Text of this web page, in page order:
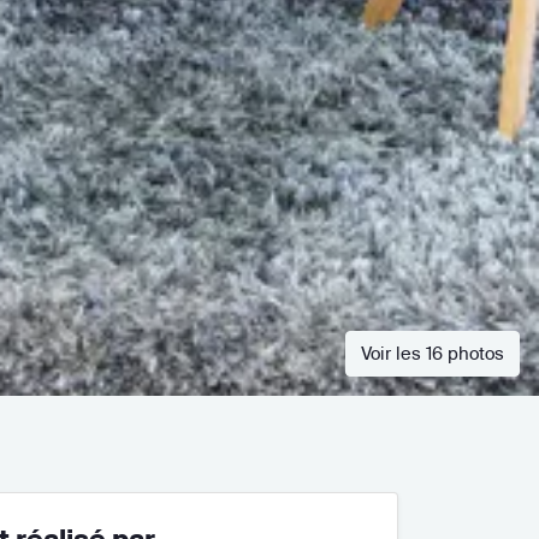
Voir les 16 photos